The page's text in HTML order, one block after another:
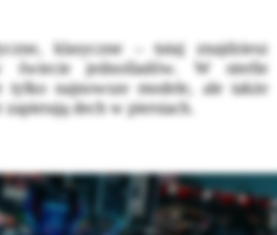
klasyczne – tutaj znajdziesz
świecie jednośladów. W strefie
tylko najnowsze modele, ale także
dech w piersiach.